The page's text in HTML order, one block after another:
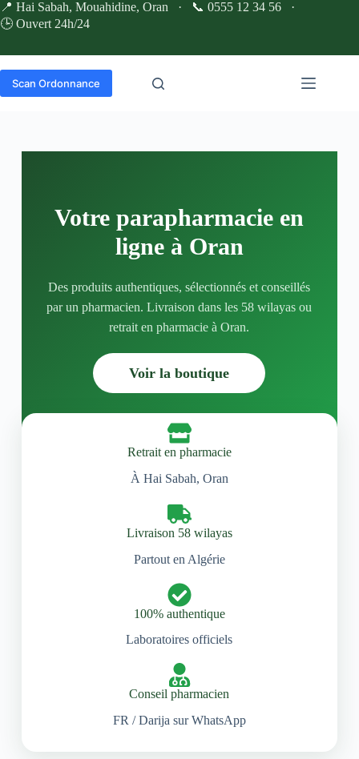
📍 Hai Sabah, Mouahidine, Oran · 📞 0555 12 34 56 ·
🕒 Ouvert 24h/24
Scan Ordonnance
Votre parapharmacie en
ligne à Oran
Des produits authentiques, sélectionnés et conseillés
par un pharmacien. Livraison dans les 58 wilayas ou
retrait en pharmacie à Oran.
Voir la boutique
Retrait en pharmacie
À Hai Sabah, Oran
Livraison 58 wilayas
Partout en Algérie
100% authentique
Laboratoires officiels
Conseil pharmacien
FR / Darija sur WhatsApp